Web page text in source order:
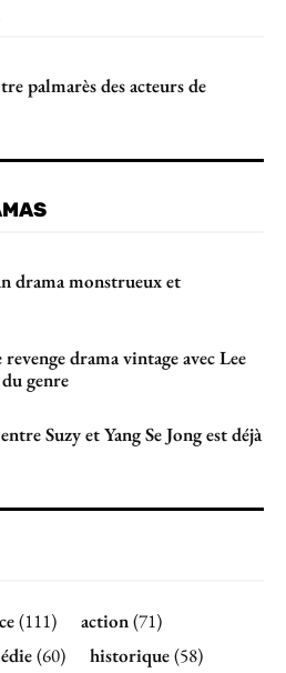
palmarès des acteurs de
drama monstrueux et
drama vintage avec Lee
genre
Suzy et Yang Se Jong est déjà
(111) action(71)
(60) historique(58)